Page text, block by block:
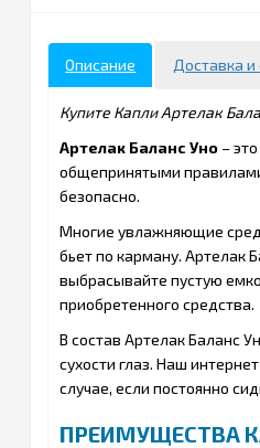
Описание Доставка и
Купите Капли Артелак
Артелак Баланс Уно –
общепринятыми
безопасно.
Многие увлажняющие
бьет по карману. Артелак
выбрасывайте пустую
приобретенного средства.
В состав Артелак Баланс
сухости глаз. Наш
случае, если постоянно
ПРЕИМУЩЕСТВА